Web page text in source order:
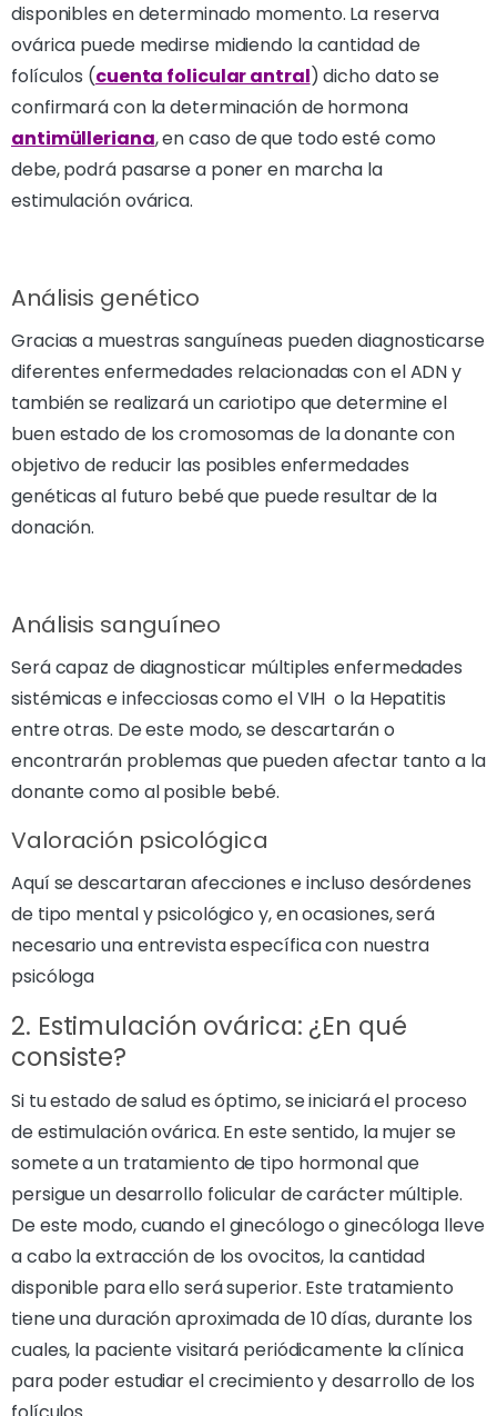
disponibles en determinado momento. La reserva
ovárica puede medirse midiendo la cantidad de
folículos (cuenta folicular antral) dicho dato se
confirmará con la determinación de hormona
antimülleriana, en caso de que todo esté como
debe, podrá pasarse a poner en marcha la
estimulación ovárica.
Análisis genético
Gracias a muestras sanguíneas pueden diagnosticarse
diferentes enfermedades relacionadas con el ADN y
también se realizará un cariotipo que determine el
buen estado de los cromosomas de la donante con
objetivo de reducir las posibles enfermedades
genéticas al futuro bebé que puede resultar de la
donación.
Análisis sanguíneo
Será capaz de diagnosticar múltiples enfermedades
sistémicas e infecciosas como el VIH o la Hepatitis
entre otras. De este modo, se descartarán o
encontrarán problemas que pueden afectar tanto a la
donante como al posible bebé.
Valoración psicológica
Aquí se descartaran afecciones e incluso desórdenes
de tipo mental y psicológico y, en ocasiones, será
necesario una entrevista específica con nuestra
psicóloga
2. Estimulación ovárica: ¿En qué
consiste?
Si tu estado de salud es óptimo, se iniciará el proceso
de estimulación ovárica. En este sentido, la mujer se
somete a un tratamiento de tipo hormonal que
persigue un desarrollo folicular de carácter múltiple.
De este modo, cuando el ginecólogo o ginecóloga lleve
a cabo la extracción de los ovocitos, la cantidad
disponible para ello será superior. Este tratamiento
tiene una duración aproximada de 10 días, durante los
cuales, la paciente visitará periódicamente la clínica
para poder estudiar el crecimiento y desarrollo de los